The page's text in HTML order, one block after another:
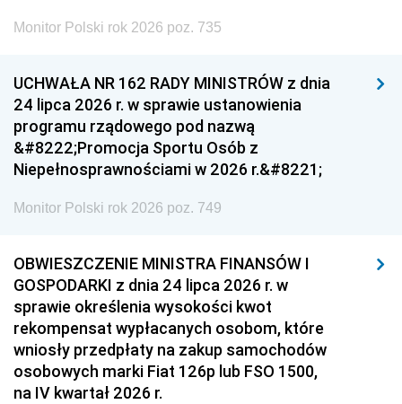
Monitor Polski rok 2026 poz. 735
UCHWAŁA NR 162 RADY MINISTRÓW z dnia
24 lipca 2026 r. w sprawie ustanowienia
programu rządowego pod nazwą
&#8222;Promocja Sportu Osób z
Niepełnosprawnościami w 2026 r.&#8221;
Monitor Polski rok 2026 poz. 749
OBWIESZCZENIE MINISTRA FINANSÓW I
GOSPODARKI z dnia 24 lipca 2026 r. w
sprawie określenia wysokości kwot
rekompensat wypłacanych osobom, które
wniosły przedpłaty na zakup samochodów
osobowych marki Fiat 126p lub FSO 1500,
na IV kwartał 2026 r.